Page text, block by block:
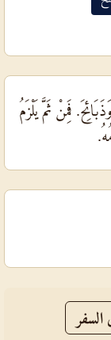
فَمِنْ ثَمَّ يَلْزَمُ